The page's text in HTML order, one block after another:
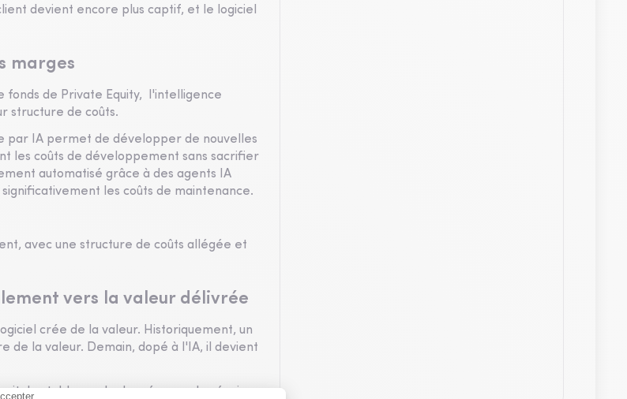
devient encore plus captif, et le logiciel
marges
fonds de Private Equity, l'intelligence
structure de coûts.
par IA permet de développer de nouvelles
les coûts de développement sans sacrifier
automatisé grâce à des agents IA
les coûts de maintenance.
avec une structure de coûts allégée et
vers la valeur délivrée
crée de la valeur. Historiquement, un
de la valeur. Demain, dopé à l'IA, il devient
des tableaux de données que les équipes